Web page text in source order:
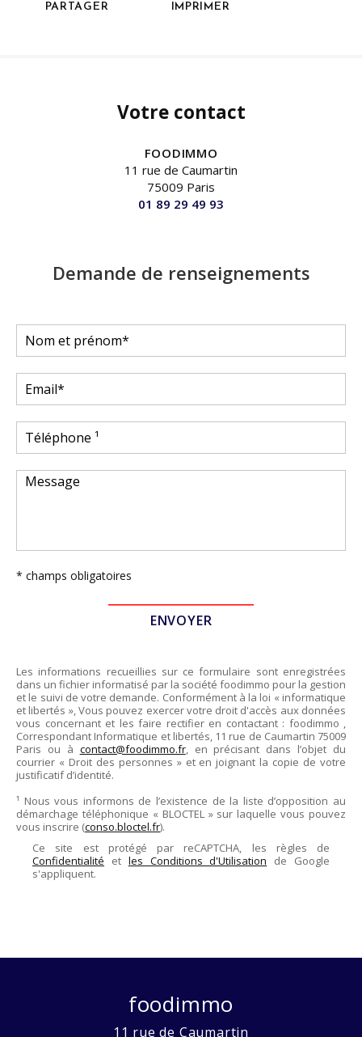
PARTAGER IMPRIMER
Votre contact
FOODIMMO
11 rue de Caumartin
75009 Paris
01 89 29 49 93
Demande de renseignements
* champs obligatoires
Les informations recueillies sur ce formulaire sont enregistrées
dans un fichier informatisé par la société foodimmo pour la gestion
et le suivi de votre demande. Conformément à la loi « informatique
et libertés », Vous pouvez exercer votre droit d'accès aux données
vous concernant et les faire rectifier en contactant : foodimmo ,
Correspondant Informatique et libertés, 11 rue de Caumartin 75009
Paris ou à contact@foodimmo.fr, en précisant dans l’objet du
courrier « Droit des personnes » et en joignant la copie de votre
justificatif d’identité.
¹ Nous vous informons de l’existence de la liste d’opposition au
démarchage téléphonique « BLOCTEL » sur laquelle vous pouvez
vous inscrire (conso.bloctel.fr).
Ce site est protégé par reCAPTCHA, les règles de
Confidentialité et les Conditions d'Utilisation de Google
s'appliquent.
foodimmo
11 rue de Caumartin